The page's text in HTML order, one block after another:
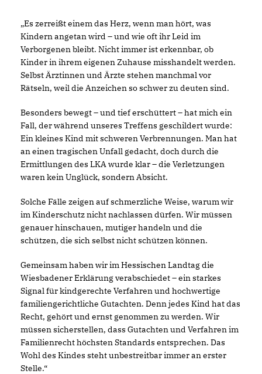
Es zerreißt einem das Herz, wenn man hört, was
Kindern angetan wird – und wie oft ihr Leid im
Verborgenen bleibt. Nicht immer ist erkennbar, ob
Kinder in ihrem eigenen Zuhause misshandelt werden.
Selbst Ärztinnen und Ärzte stehen manchmal vor
Rätseln, weil die Anzeichen so schwer zu deuten sind.
Besonders bewegt – und tief erschüttert – hat mich ein
Fall, der während unseres Treffens geschildert wurde:
Ein kleines Kind mit schweren Verbrennungen. Man hat
an einen tragischen Unfall gedacht, doch durch die
Ermittlungen des LKA wurde klar – die Verletzungen
waren kein Unglück, sondern Absicht.
Solche Fälle zeigen auf schmerzliche Weise, warum wir
im Kinderschutz nicht nachlassen dürfen. Wir müssen
genauer hinschauen, mutiger handeln und die
schützen, die sich selbst nicht schützen können.
Gemeinsam haben wir im Hessischen Landtag die
Wiesbadener Erklärung verabschiedet – ein starkes
Signal für kindgerechte Verfahren und hochwertige
familiengerichtliche Gutachten. Denn jedes Kind hat das
Recht, gehört und ernst genommen zu werden. Wir
müssen sicherstellen, dass Gutachten und Verfahren im
Familienrecht höchsten Standards entsprechen. Das
Wohl des Kindes steht unbestreitbar immer an erster
Stelle.“